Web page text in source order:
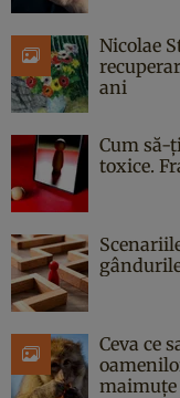
Nicolae
ani
Cum să-
toxice.
Ceva ce
maimuțe